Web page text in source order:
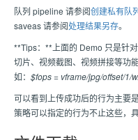
队列 pipeline 请参阅创建私有队
saveas 请参阅处理结果另存。
**Tips：**上面的 Demo 只是针
切片、视频截图、视频拼接等功
如： $fops = vframe/jpg/offset/1/
可以看到上传成功后的行为主要
策略可以指定的行为不止这些，